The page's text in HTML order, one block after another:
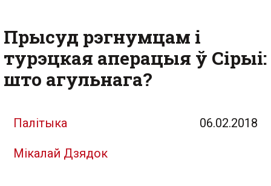
Прысуд рэгнумцам і
турэцкая аперацыя ў Сірыі:
што агульнага?
Палітыка 06.02.2018
Мікалай Дзядок